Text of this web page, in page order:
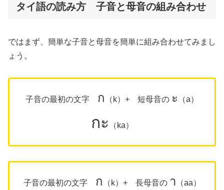
タイ語の読み方 子音と母音の組み合わせ
ではまず、簡単な子音と母音を簡単に組み合わせてみまし
ょう。
子音の最初の文字 ก （k）+ 短母音の ะ （a）
กะ （ka）
子音の最初の文字 ก （k）+ 長母音の า （aa）